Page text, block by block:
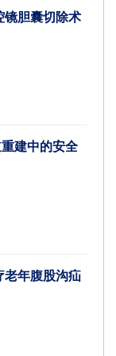
镜胆囊切除术
建中的安全
老年腹股沟疝